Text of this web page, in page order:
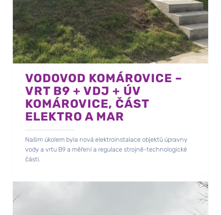
VODOVOD KOMÁROVICE –
VRT B9 + VDJ + ÚV
KOMÁROVICE, ČÁST
ELEKTRO A MAR
Našim úkolem byla nová elektroinstalace objektů úpravny
vody a vrtu B9 a měření a regulace strojně-technologické
části.